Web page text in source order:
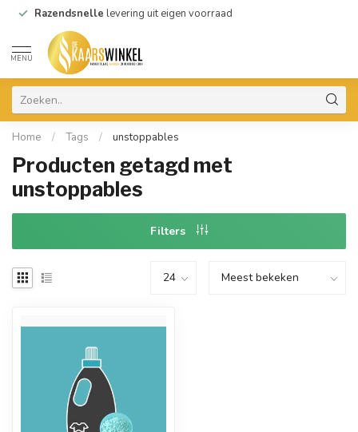
Razendsnelle levering uit eigen voorraad
MENU
Home / Tags / unstoppables
Producten getagd met
unstoppables
Filters